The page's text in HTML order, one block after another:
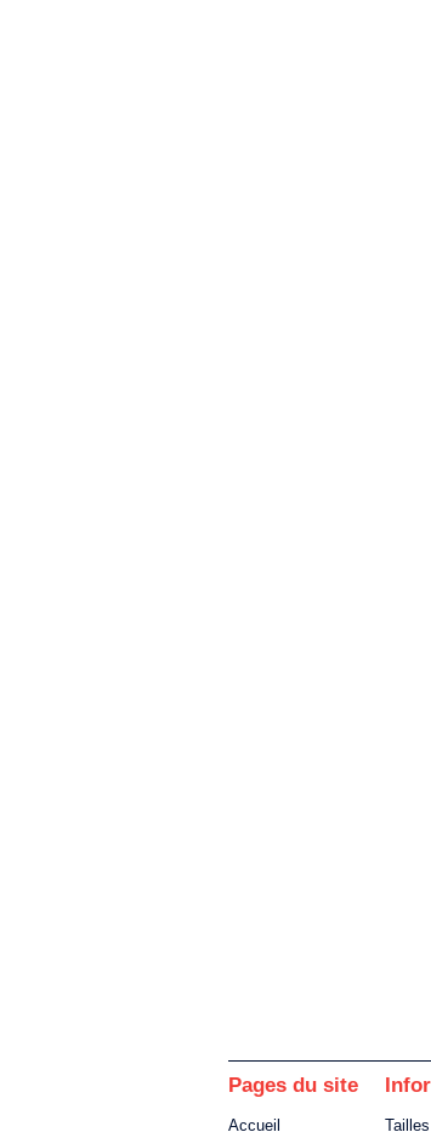
Pages du site
Accueil